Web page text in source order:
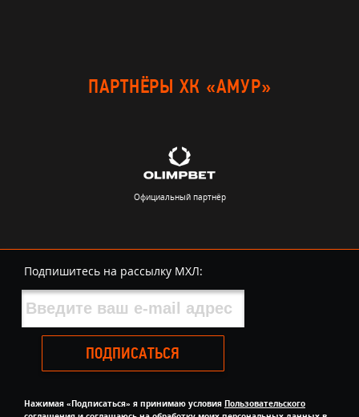
ПАРТНЁРЫ ХК «АМУР»
Официальный партнёр
Подпишитесь на рассылку МХЛ:
ПОДПИСАТЬСЯ
Нажимая «Подписаться» я принимаю условия Пользовательского